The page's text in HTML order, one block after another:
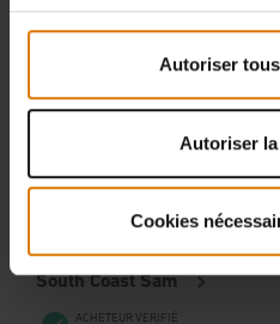
Autoriser
Autoriser
Cookies